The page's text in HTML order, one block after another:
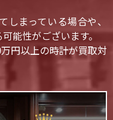
まっている場合や、
能性がございます。
円以上の時計が買取対